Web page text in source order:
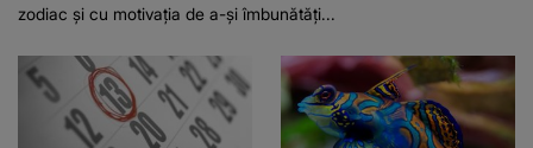
zodiac și cu motivația de a-și îmbunătăți...